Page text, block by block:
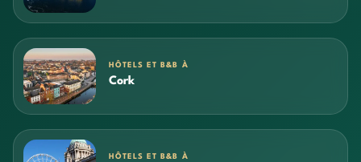
HÔTELS ET B&B À
Cork
HÔTELS ET B&B À